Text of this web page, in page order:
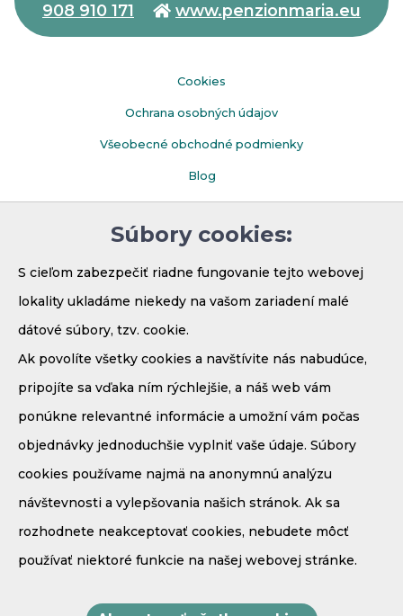
908 910 171
www.penzionmaria.eu
Súbory cookies:
S cieľom zabezpečiť riadne fungovanie tejto webovej
lokality ukladáme niekedy na vašom zariadení malé
dátové súbory, tzv. cookie.
Ak povolíte všetky cookies a navštívite nás nabudúce,
pripojíte sa vďaka ním rýchlejšie, a náš web vám
ponúkne relevantné informácie a umožní vám počas
objednávky jednoduchšie vyplniť vaše údaje. Súbory
cookies používame najmä na anonymnú analýzu
návštevnosti a vylepšovania našich stránok. Ak sa
rozhodnete neakceptovať cookies, nebudete môcť
používať niektoré funkcie na našej webovej stránke.
Cookies
Ochrana osobných údajov
Všeobecné obchodné podmienky
Blog
Parkovanie
Demänová - Bodice 41
031 01 Liptovský Mikuláš
E-mail:recepcia@penzionmaria.eu
GPS súradnice: